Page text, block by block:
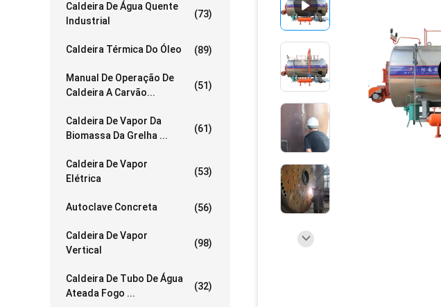
Caldeira De Água Quente
Industrial
(73)
Caldeira Térmica Do Óleo (89)
Manual De Operação De
Caldeira A Carvão...
(51)
Caldeira De Vapor Da
Biomassa Da Grelha ...
(61)
Caldeira De Vapor
Elétrica
(53)
Autoclave Concreta (56)
Caldeira De Vapor
Vertical
(98)
Caldeira De Tubo De Água
Ateada Fogo ...
(32)